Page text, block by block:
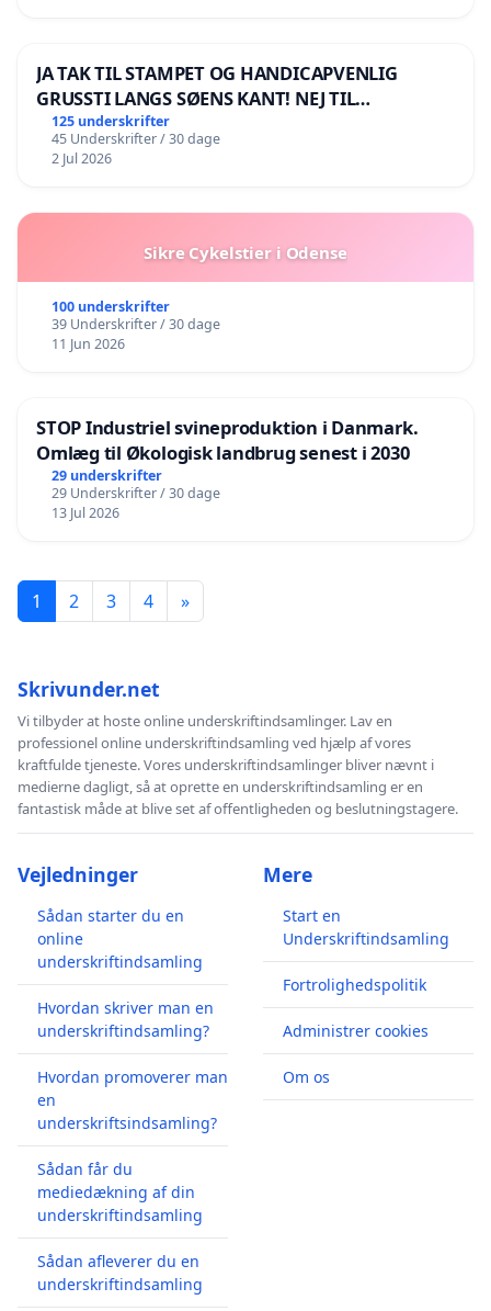
JA TAK TIL STAMPET OG HANDICAPVENLIG
GRUSSTI LANGS SØENS KANT! NEJ TIL
BOARDWALK VÆK FRA SØEN
125 underskrifter
45 Underskrifter / 30 dage
2 Jul 2026
Sikre Cykelstier i Odense
100 underskrifter
39 Underskrifter / 30 dage
11 Jun 2026
STOP Industriel svineproduktion i Danmark.
Omlæg til Økologisk landbrug senest i 2030
29 underskrifter
29 Underskrifter / 30 dage
13 Jul 2026
1 2 3 4 »
Skrivunder.net
Vi tilbyder at hoste online underskriftindsamlinger. Lav en
professionel online underskriftindsamling ved hjælp af vores
kraftfulde tjeneste. Vores underskriftindsamlinger bliver nævnt i
medierne dagligt, så at oprette en underskriftindsamling er en
fantastisk måde at blive set af offentligheden og beslutningstagere.
Vejledninger
Sådan starter du en
online
underskriftindsamling
Hvordan skriver man en
underskriftindsamling?
Hvordan promoverer man
en
underskriftsindsamling?
Sådan får du
mediedækning af din
underskriftindsamling
Sådan afleverer du en
underskriftindsamling
Mere
Start en
Underskriftindsamling
Fortrolighedspolitik
Administrer cookies
Om os